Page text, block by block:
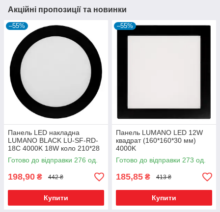
Акційні пропозиції та новинки
–55%
Панель LED накладна
LUMANO BLACK LU-SF-RD-
18C 4000K 18W коло 210*28
мм алюміній чорна
Готово до відправки 276 од.
198,90 ₴ 442 ₴
Купити
–55%
Панель LUMANO LED 12W
квадрат (160*160*30 мм)
4000K
Готово до відправки 273 од.
185,85 ₴ 413 ₴
Купити